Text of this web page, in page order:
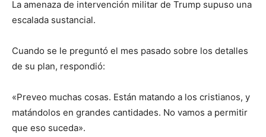
La amenaza de intervención militar de Trump supuso una
escalada sustancial.
Cuando se le preguntó el mes pasado sobre los detalles
de su plan, respondió:
«Preveo muchas cosas. Están matando a los cristianos, y
matándolos en grandes cantidades. No vamos a permitir
que eso suceda».